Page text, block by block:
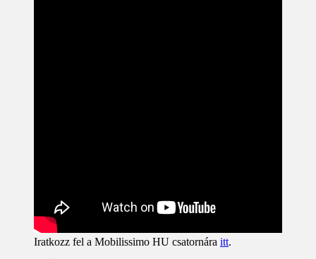
Iratkozz fel a Mobilissimo HU csatornára itt.